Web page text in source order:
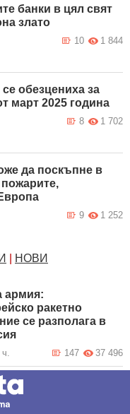
банки в цял свят
злато
1 844
10
обезцениха за
март 2025 година
1 702
8
да поскъпне в
пожарите,
1 252
9
НОВИ
армия:
ракетно
се разполага в
ч. 37 496
147
създаването на нов
руската армия:
ще бъде командир